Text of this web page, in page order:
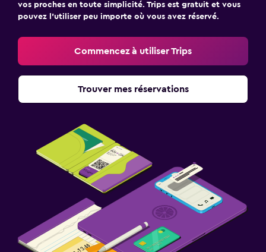
vos proches en toute simplicité. Trips est gratuit et vous
pouvez l’utiliser peu importe où vous avez réservé.
Commencez à utiliser Trips
Trouver mes réservations